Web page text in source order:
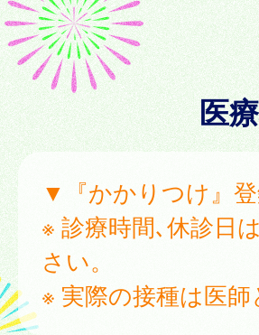
医
▼『かかりつけ』
※ 診療時間､休診日
さい。
※ 実際の接種は医